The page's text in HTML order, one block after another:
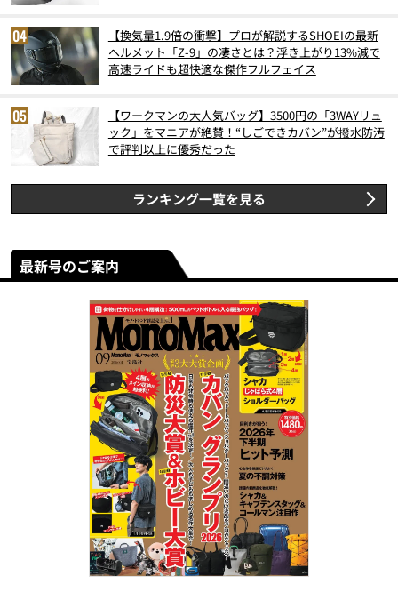
【換気量1.9倍の衝撃】プロが解説するSHOEIの最新
ヘルメット「Z-9」の凄さとは？浮き上がり13%減で
高速ライドも超快適な傑作フルフェイス
【ワークマンの大人気バッグ】3500円の「3WAYリュ
ック」をマニアが絶賛！“しごできカバン”が撥水防汚
で評判以上に優秀だった
ランキング一覧を見る
最新号のご案内